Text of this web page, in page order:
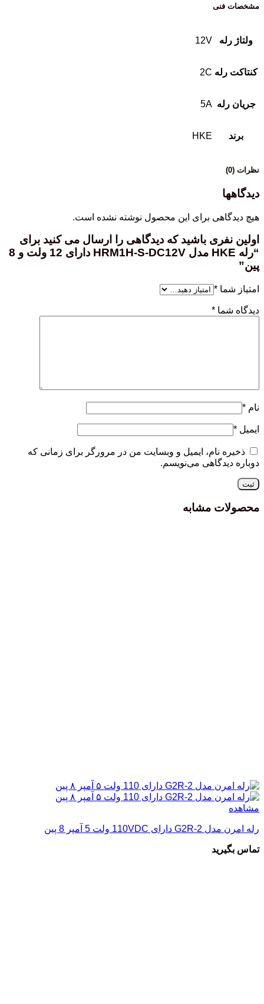
مشخصات فنی
ولتاژ رله 12V
کنتاکت رله 2C
جریان رله 5A
برند HKE
نظرات (0)
دیدگاهها
هیچ دیدگاهی برای این محصول نوشته نشده است.
اولین نفری باشید که دیدگاهی را ارسال می کنید برای
“رله HKE مدل HRM1H-S-DC12V دارای 12 ولت و 8
پین”
امتیاز شما *
دیدگاه شما *
نام *
ایمیل *
ذخیره نام، ایمیل و وبسایت من در مرورگر برای زمانی که
دوباره دیدگاهی می‌نویسم.
محصولات مشابه
مشاهده
رله امرن مدل G2R-2 دارای 110VDC ولت 5 آمپر 8 پین
تماس بگیرید